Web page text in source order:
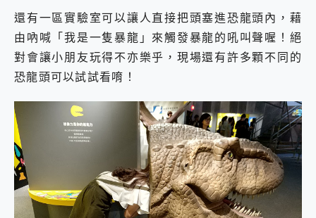
還有一區實驗室可以讓人直接把頭塞進恐龍頭內，藉
由吶喊「我是一隻暴龍」來觸發暴龍的吼叫聲喔！絕
對會讓小朋友玩得不亦樂乎，現場還有許多顆不同的
恐龍頭可以試試看唷！